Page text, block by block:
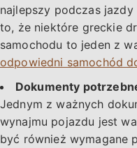
najlepszy podczas
to, że niektóre greckie
samochodu to jeden z
odpowiedni samochód
Dokumenty
Jednym z ważnych
wynajmu pojazdu jest
być również wymagane